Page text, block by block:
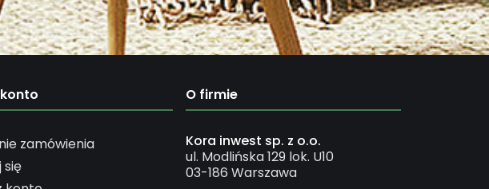
zamówienia
się
O firmie
Kora inwest sp. z o.o.
ul. Modlińska 129 lok. U10
03-186 Warszawa